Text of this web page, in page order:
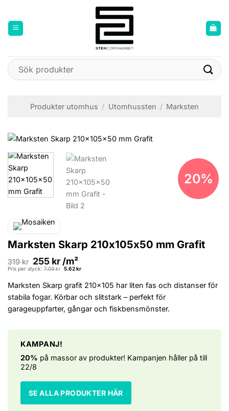
content
Sök
efter:
Produkter utomhus / Utomhussten / Marksten
20%
Marksten Skarp 210x105x50 mm Grafit
319kr 255 kr /m²
Pris per styck: 7.03kr Det
var:
7.03 kr.
5.62krDet
är:
5.62 kr.
Marksten Skarp grafit 210×105 har liten fas och distanser för
stabila fogar. Körbar och slitstark – perfekt för
garageuppfarter, gångar och fiskbensmönster.
KAMPANJ!
20% på massor av produkter! Kampanjen håller på till
22/8
SE ALLA PRODUKTER HÄR